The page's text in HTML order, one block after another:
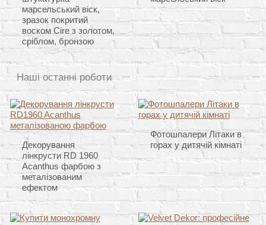
марсельський віск,
зразок покритий
воском Cire з золотом,
сріблом, бронзою
Наші останні роботи
Декорування
лінкрусти RD 1960
Acanthus фарбою з
металізованим
ефектом
Фотошпалери Літаки в
горах у дитячій кімнаті